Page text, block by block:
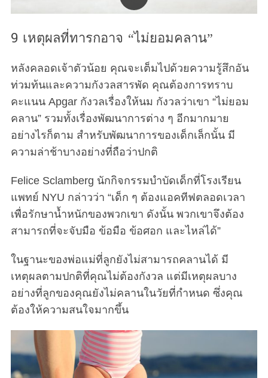
9 เหตุผลที่ทารกอาจ “ไม่ยอมคลาน”
หลังคลอดเจ้าตัวน้อย คุณจะเต็มไปด้วยความรู้สึกอัน
ท่วมท้นและความกังวลสารพัด คุณต้องการทราบ
คะแนน Apgar กังวลเรื่องให้นม กังวลว่าเขา “ไม่ยอม
คลาน” รวมทั้งเรื่องพัฒนาการต่าง ๆ อีกมากมาย
อย่างไรก็ตาม สำหรับพัฒนาการของเด็กเล็กนั้น มี
ความล่าช้าบางอย่างที่ถือว่าปกติ
Felice Sclamberg นักกิจกรรมบำบัดเด็กที่โรงเรียน
แพทย์ NYU กล่าวว่า “เด็ก ๆ ต้องแอคทีฟตลอดเวลา
เพื่อรักษาน้ำหนักของพวกเขา ดังนั้น พวกเขาจึงต้อง
สามารถที่จะจับมือ ข้อมือ ข้อศอก และไหล่ได้”
ในฐานะของพ่อแม่ที่ลูกยังไม่สามารถคลานได้ มี
เหตุผลตามปกติที่คุณไม่ต้องกังวล แต่มีเหตุผลบาง
อย่างที่ลูกของคุณยังไม่คลานในวัยที่กำหนด ซึ่งคุณ
ต้องให้ความสนใจมากขึ้น